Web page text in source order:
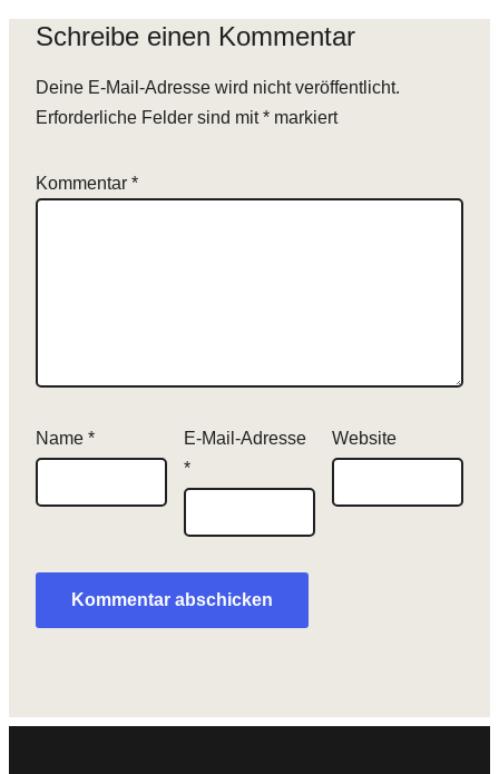
Schreibe einen Kommentar
Deine E-Mail-Adresse wird nicht veröffentlicht.
Erforderliche Felder sind mit* markiert
Kommentar *
Name *
E-Mail-Adresse
*
Website